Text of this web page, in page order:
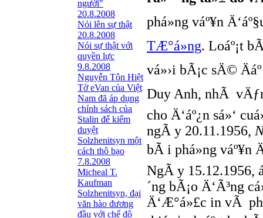
người"
20.8.2008
Nói lên sự thật
20.8.2008
Nói sự thật với
quyền lực
9.8.2008
Nguyễn Tôn Hiệt
Tờ eVan của Việt
Nam đã áp dụng
chính sách của
Stalin để kiểm
duyệt
Solzhenitsyn một
cách thô bạo
7.8.2008
Micheal T.
Kaufman
Solzhenitsyn, đại
văn hào đương
đầu với chế độ
phá»ng váº¥n
TÆ°á»ng. Loáº¡t
vá»›i bÃ¡c sÄ©
Duy Anh, nhÃ
cho Ä‘áº¿n sá»‘
ngÃ y 20.11.1956,
bÃ i phá»ng váº¥n
NgÃ y 15.12.1956,
´ng bÃ¡o Ä‘Ã³ng
Ä‘Æ°á»£c in vÃ